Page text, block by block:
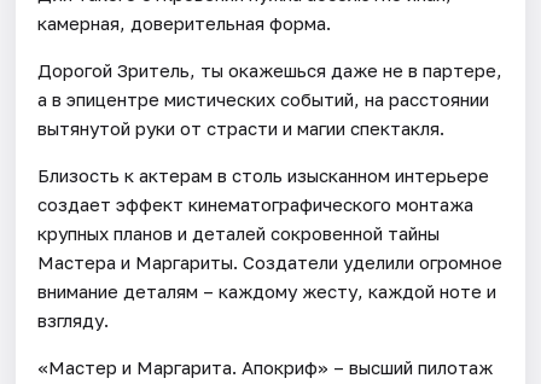
камерная, доверительная форма.
Дорогой Зритель, ты окажешься даже не в партере,
а в эпицентре мистических событий, на расстоянии
вытянутой руки от страсти и магии спектакля.
Близость к актерам в столь изысканном интерьере
создает эффект кинематографического монтажа
крупных планов и деталей сокровенной тайны
Мастера и Маргариты. Создатели уделили огромное
внимание деталям – каждому жесту, каждой ноте и
взгляду.
«Мастер и Маргарита. Апокриф» – высший пилотаж